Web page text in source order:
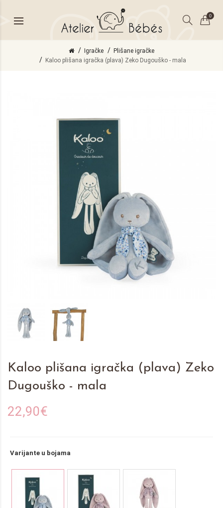
0
Igračke
Plišane igračke
Kaloo plišana igračka (plava) Zeko Dugouško - mala
Kaloo plišana igračka (plava) Zeko
Dugouško - mala
22,90€
Varijante u bojama